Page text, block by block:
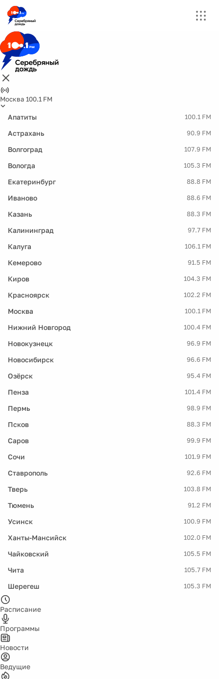
Москва 100.1 FM
Апатиты 100.1 FM
Астрахань 90.9 FM
Волгоград 107.9 FM
Вологда 105.3 FM
Екатеринбург 88.8 FM
Иваново 88.6 FM
Казань 88.3 FM
Калининград 97.7 FM
Калуга 106.1 FM
Кемерово 91.5 FM
Киров 104.3 FM
Красноярск 102.2 FM
Москва 100.1 FM
Нижний Новгород 100.4 FM
Новокузнецк 96.9 FM
Новосибирск 96.6 FM
Озёрск 95.4 FM
Пенза 101.4 FM
Пермь 98.9 FM
Псков 88.3 FM
Саров 99.9 FM
Сочи 101.9 FM
Ставрополь 92.6 FM
Тверь 103.8 FM
Тюмень 91.2 FM
Усинск 100.9 FM
Ханты-Мансийск 102.0 FM
Чайковский 105.5 FM
Чита 105.7 FM
Шерегеш 105.3 FM
Расписание
Программы
Новости
Ведущие